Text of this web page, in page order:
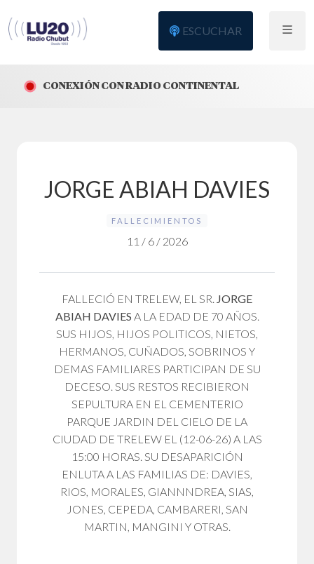
ESCUCHAR
CONEXIÓN CON RADIO CONTINENTAL
JORGE ABIAH DAVIES
FALLECIMIENTOS
11 / 6 / 2026
FALLECIÓ EN TRELEW, EL SR. JORGE
ABIAH DAVIES A LA EDAD DE 70 AÑOS.
SUS HIJOS, HIJOS POLITICOS, NIETOS,
HERMANOS, CUÑADOS, SOBRINOS Y
DEMAS FAMILIARES PARTICIPAN DE SU
DECESO. SUS RESTOS RECIBIERON
SEPULTURA EN EL CEMENTERIO
PARQUE JARDIN DEL CIELO DE LA
CIUDAD DE TRELEW EL (12-06-26) A LAS
15:00 HORAS. SU DESAPARICIÓN
ENLUTA A LAS FAMILIAS DE: DAVIES,
RIOS, MORALES, GIANNNDREA, SIAS,
JONES, CEPEDA, CAMBARERI, SAN
MARTIN, MANGINI Y OTRAS.